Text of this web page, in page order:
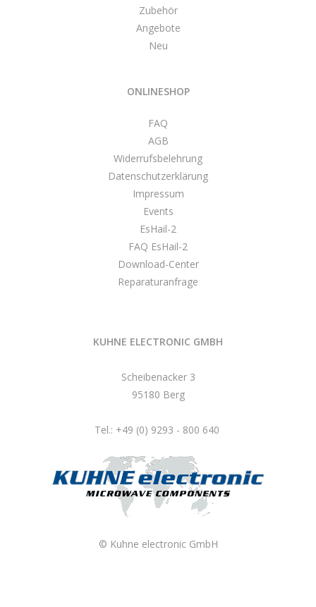
Zubehör
Angebote
Neu
ONLINESHOP
FAQ
AGB
Widerrufsbelehrung
Datenschutzerklärung
Impressum
Events
EsHail-2
FAQ EsHail-2
Download-Center
Reparaturanfrage
KUHNE ELECTRONIC GMBH
Scheibenacker 3
95180 Berg
Tel.: +49 (0) 9293 - 800 640
© Kuhne electronic GmbH